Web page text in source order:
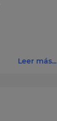
Leer más...